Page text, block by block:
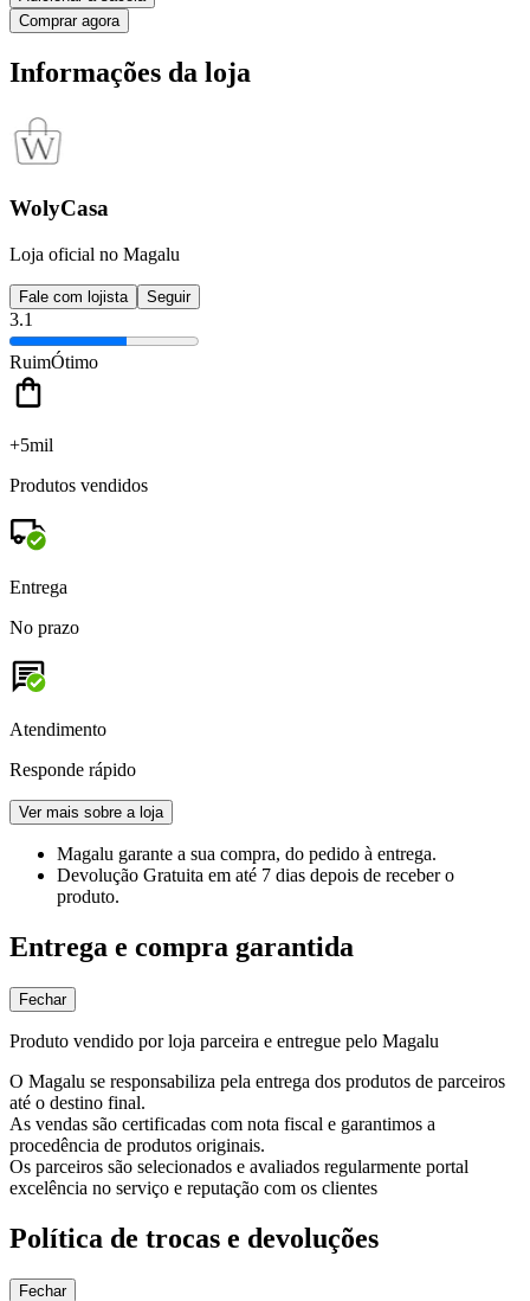
Comprar agora
Informações da loja
WolyCasa
Loja oficial no Magalu
Fale com lojista Seguir
3.1
RuimÓtimo
+5mil
Produtos vendidos
Entrega
No prazo
Atendimento
Responde rápido
Ver mais sobre a loja
Magalu garante a sua compra, do pedido à entrega.
Devolução Gratuita em até 7 dias depois de receber o
produto.
Entrega e compra garantida
Fechar
Produto vendido por loja parceira e entregue pelo Magalu
O Magalu se responsabiliza pela entrega dos produtos de parceiros
até o destino final.
As vendas são certificadas com nota fiscal e garantimos a
procedência de produtos originais.
Os parceiros são selecionados e avaliados regularmente portal
excelência no serviço e reputação com os clientes
Política de trocas e devoluções
Fechar